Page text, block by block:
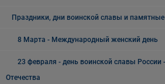
Праздники, дни воинской славы и
8 Марта - Международный женский день
23 февраля - день воинской славы России
Отечества